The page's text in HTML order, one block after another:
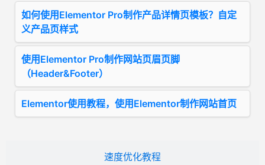
速度优化教程
如何使用Elementor Pro制作产品详情页模板？自定
义产品页样式
使用Elementor Pro制作网站页眉页脚
（Header&Footer）
Elementor使用教程，使用Elementor制作网站首页